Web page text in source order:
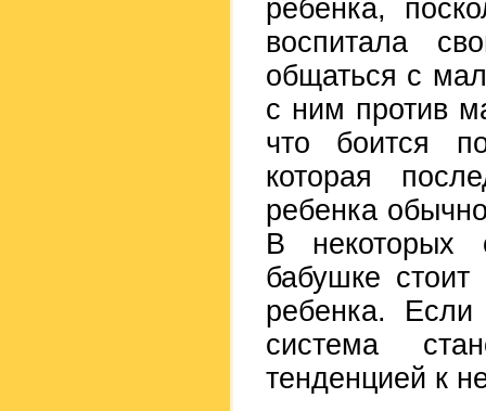
ребенка,
воспитала
общаться с
с ним против
что боится
которая
ребенка
В некоторых
бабушке стоит
ребенка.
система
тенденцией к